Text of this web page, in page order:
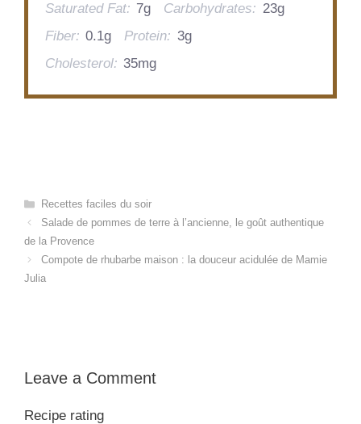
Saturated Fat: 7g Carbohydrates: 23g
Fiber: 0.1g Protein: 3g
Cholesterol: 35mg
Categories
Recettes faciles du soir
Salade de pommes de terre à l’ancienne, le goût authentique
de la Provence
Compote de rhubarbe maison : la douceur acidulée de Mamie
Julia
Leave a Comment
Recipe rating